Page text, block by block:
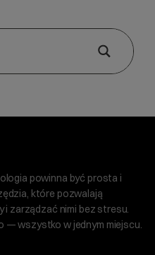
powinna być prosta i
które pozwalają
zarządzać nimi bez stresu.
— wszystko w jednym miejscu.